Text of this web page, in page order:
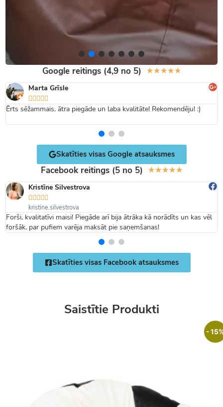
Google reitings (4,9 no 5) ★★★★★
Marta Grīsle

Ērts sēžammais, ātra piegāde un laba kvalitāte! Rekomendēju! :)
Skatīties visas Google atsauksmes
Facebook reitings (5 no 5) ★★★★★
Kristīne Silvestrova

kristine.silvestrova
Forši, kvalitatīvi maisi! Piegāde arī bija ātrāka kā norādīts un kas vēl
foršāk, par pufiem varēja maksāt pie saņemšanas!
Skatīties visas Facebook atsauksmes
Saistītie Produkti
-